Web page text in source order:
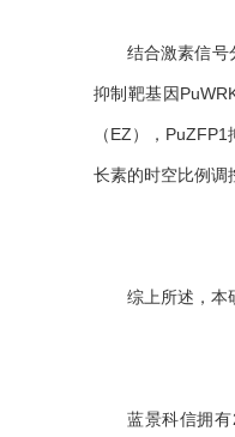
结合激素信号
抑制靶基因
（EZ），
长素的时空比例调
综上所述，本
蓝景科信拥